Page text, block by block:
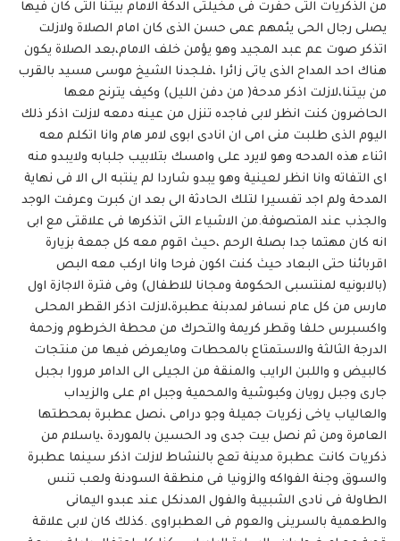
من الذكريات التى حفرت فى مخيلتى الدكة الامام بيتنا التى كان فيها
يصلى رجال الحى يئمهم عمى حسن الذى كان امام الصلاة ولازلت
اتذكر صوت عم عبد المجيد وهو يؤمن خلف الامام،بعد الصلاة يكون
هناك احد المداح الذى ياتى زائرا ،فلجدنا الشيخ موسى مسيد بالقرب
من بيتنا،لازلت اذكر مدحة( من دفن الليل) وكيف يترنح معها
الحاضرون كنت انظر لابى فاجده تنزل من عينه دمعه لازلت اذكر ذلك
اليوم الذى طلبت منى امى ان انادى ابوى لامر هام وانا اتكلم معه
اثناء هذه المدحه وهو لايرد على وامسك بتلابيب جلبابه ولايبدو منه
اى التفاته وانا انظر لعينية وهو يبدو شاردا لم ينتبه الى الا فى نهاية
المدحة ولم اجد تفسيرا لتلك الحادثة الى بعد ان كبرت وعرفت الوجد
والجذب عند المتصوفة.من الاشياء التى اتذكرها فى علاقتى مع ابى
انه كان مهتما جدا بصلة الرحم ،حيث اقوم معه كل جمعة بزيارة
اقربائنا حتى البعاد حيث كنت اكون فرحا وانا اركب معه البص
(بالابونيه لمنتسبى الحكومة ومجانا للاطفال) وفى فترة الاجازة اول
مارس من كل عام نسافر لمدبنة عطبرة،لازلت اذكر القطر المحلى
واكسبرس حلفا وقطر كريمة والتحرك من محطة الخرطوم وزحمة
الدرجة الثالثة والاستمتاع بالمحطات ومايعرض فيها من منتجات
كالبيض و واللبن الرايب والمنقة من الجيلى الى الدامر مرورا بجبل
جارى وجبل رويان وكبوشية والمحمية وجبل ام على والزيداب
والعالياب ياخى زكريات جميلة وجو درامى ،نصل عطبرة بمحطتها
العامرة ومن ثم نصل بيت جدى ود الحسين بالموردة ،ياسلام من
ذكريات كانت عطبرة مدينة تعج بالنشاط لازلت اذكر سينما عطبرة
والسوق وجنة الفواكه والزونيا فى منطقة السودنة ولعب تنس
الطاولة فى نادى الشبيبة والفول المدنكل عند عبدو اليمانى
والطعمية بالسرينى والعوم فى العطبراوى .كذلك كان لابى علاقة